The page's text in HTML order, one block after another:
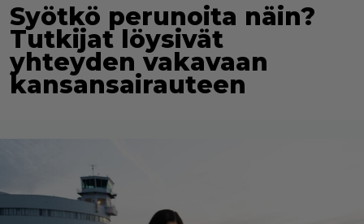
Syötkö perunoita näin?
Tutkijat löysivät
yhteyden vakavaan
kansansairauteen